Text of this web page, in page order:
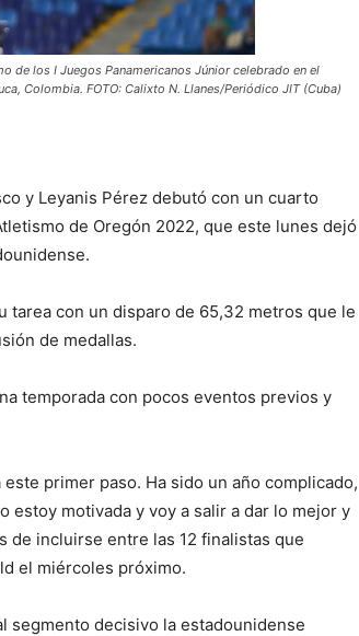
de los I Juegos Panamericanos Júnior celebrado en el
Colombia. FOTO: Calixto N. Llanes/Periódico JIT (Cuba)
y Leyanis Pérez debutó con un cuarto
de Oregón 2022, que este lunes dejó
tarea con un disparo de 65,32 metros que le
de medallas.
temporada con pocos eventos previos y
primer paso. Ha sido un año complicado,
estoy motivada y voy a salir a dar lo mejor y
de incluirse entre las 12 finalistas que
el miércoles próximo.
segmento decisivo la estadounidense